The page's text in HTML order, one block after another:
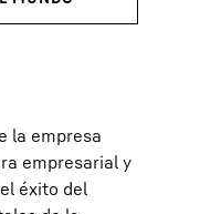
la empresa
empresarial y
éxito del